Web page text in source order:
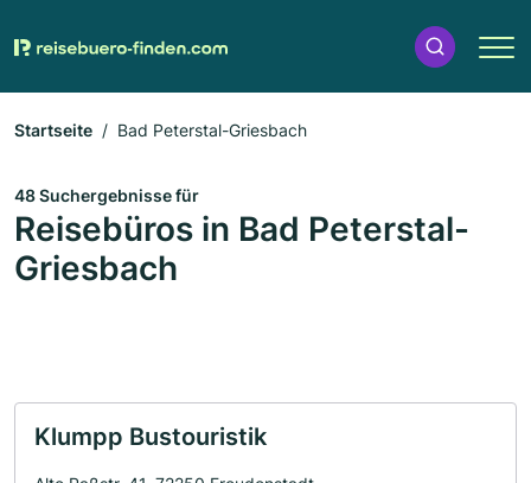
Startseite Bad Peterstal-Griesbach
48 Suchergebnisse für
Reisebüros in Bad Peterstal-
Griesbach
Klumpp Bustouristik